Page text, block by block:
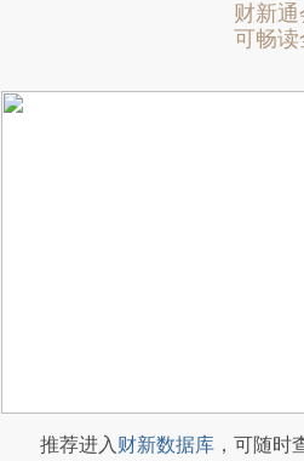
财新通
可畅读
推荐进入财新数据库 ，可随时